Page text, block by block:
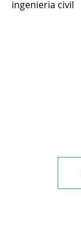
ingenieria civil